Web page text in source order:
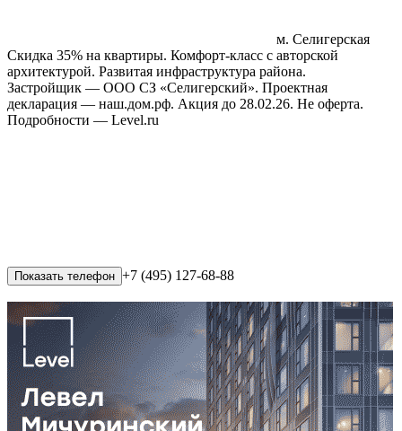
м. Селигерская
Скидка 35% на квартиры. Комфорт‑класс с авторской
архитектурой. Развитая инфраструктура района.
Застройщик — ООО СЗ «Селигерский». Проектная
декларация — наш.дом.рф. Акция до 28.02.26. Не оферта.
Подробности — Level.ru
Показать телефон +7 (495) 127-68-88